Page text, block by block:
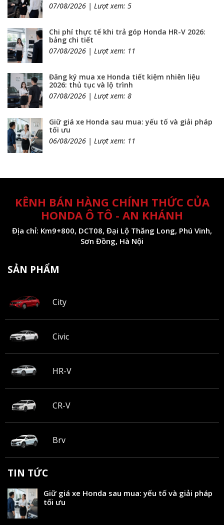
07/08/2026 | Lượt xem: 5
Chi phí thực tế khi trả góp Honda HR-V 2026:
bảng chi tiết
07/08/2026 | Lượt xem: 11
Đăng ký mua xe Honda tiết kiệm nhiên liệu
2026: thủ tục và lộ trình
07/08/2026 | Lượt xem: 8
Giữ giá xe Honda sau mua: yếu tố và giải pháp
tối ưu
06/08/2026 | Lượt xem: 11
KÊNH BÁN HÀNG CHÍNH THỨC CỦA
HONDA Ô TÔ - AN KHÁNH
Địa chỉ: Km9+800, DCT08, Đại Lộ Thăng Long, Phú Vinh,
Sơn Đồng, Hà Nội
SẢN PHẨM
City
Civic
HR-V
CR-V
Brv
TIN TỨC
Giữ giá xe Honda sau mua: yếu tố và giải pháp
tối ưu